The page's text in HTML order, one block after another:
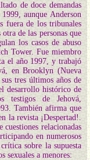
de doce demandas
aunque Anderson
fuera de los tribunales
de las personas que
los casos de abuso
Tower. Fue miembro
el año 1997, y trabajó
en Brooklyn (Nueva
tres últimos años de
desarrollo histórico de
testigos de Jehová,
También afirma que
la revista ¡Despertad!.
relacionadas
en numerosos
sobre la supuesta
sexuales a menores: